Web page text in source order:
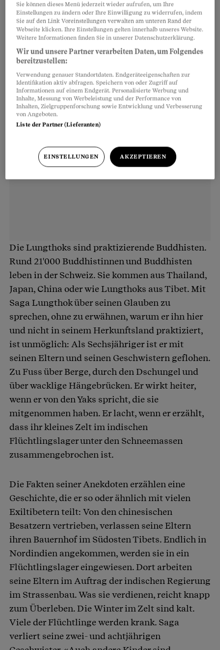
sind überall, die Erinnerungen an die alte
Heimat. Auf den Fotos an den Wänden. In der
traditionellen Kleidung, die die Ehefrau Palzom
Lungthok, die 15-jährige Tochter Pema und der
neunjährige Kunga Nyinje zu Ehren des Besuchs
tragen. Und besonders eindrücklich im
hauseigenen Andachtsraum.
Die Lungthoks sind praktizierende Buddhisten.
Rund 21'000 Buddhistinnen und Buddhisten
leben in der Schweiz. Sie kommen aus Thailand,
Japan, China oder wie Lungthoks aus Tibet. Mit
Saga Lungthok über seinen Glauben zu
sprechen, ohne zu erwähnen, warum er ihn hier
und nicht in seinem Herkunftsland praktiziert,
ist unmöglich: Als Sechsjähriger ist er mit
seinen Eltern und seinen Geschwistern geflohen.
Zu Fuss über Berge, durch den Dschungel und
über wacklige Hängebrücken. Er wirkt heiter,
wenn er von den Yaks spricht, die sie
mitgenommen haben. Er lacht, wenn er erzählt,
dass ihr kleines Zelt im indischen
Flüchtlingslager unter den Schneemassen
zusammengebrochen ist.
Die Fakten seiner Anekdoten erzählen eine
Geschichte, die er so oder ähnlich mit vielen
Exiltibetern teilt: Von den chinesischen
Besatzern vertrieben, verlassen seine Eltern
ihren Bauernhof im Südosten Tibets. Endlich in
Nordindien angekommen, werden sie in ein
Flüchtlingslager eingewiesen. Dort arbeiten
seine Eltern im Auftrag der indischen Regierung
im Strassenbau. Was sie verdienen, reicht knapp
zum Überleben. Die Winter im Zelt sind kalt.
Viele der Flüchtlinge werden krank. Saga
verliert seine zwei- und achtjährigen
Sie können dieses Menü jederzeit wieder aufrufen, um Ihre
Einstellungen zu ändern oder Ihre Einwilligung zu widerrufen, indem
Sie auf den Link Voreinstellungen verwalten am unteren Rand der
Webseite klicken. Ihre Einstellungen gelten innerhalb unseres Website.
Weitere Informationen finden Sie in unserer Datenschutzerklärung.
Wir und unsere Partner verarbeiten Daten, um Folgendes
bereitzustellen:
Verwendung genauer Standortdaten. Endgeräteeigenschaften zur
Identifikation aktiv abfragen. Speichern von oder Zugriff auf
Informationen auf einem Endgerät. Personalisierte Werbung und
Inhalte, Messung von Werbeleistung und der Performance von
Inhalten, Zielgruppenforschung sowie Entwicklung und Verbesserung
von Angeboten.
Liste der Partner (Lieferanten)
EINSTELLUNGEN AKZEPTIEREN